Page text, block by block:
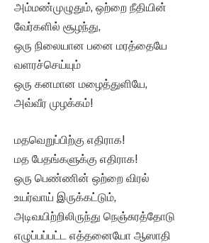
அம்மண்முழுதும், ஒற்றை நீதியின்
வேர்களில் சூழந்து,
ஒரு நிலையான பனை மரத்தையே
வளரச்செய்யும்
ஒரு கனமான மழைத்துளியே,
அவ்வீர முழக்கம்!
மதவெறுப்பிற்கு எதிராக!
மத பேதங்களுக்கு எதிராக!
ஒரு பெண்ணின் ஒற்றை விரல்
உயர்வாய் இருக்கட்டும்,
அடிவயிற்றிலிருந்து நெஞ்சுரத்தோடு
எழுப்பப்பட்ட எத்தனையோ ஆஸாதி